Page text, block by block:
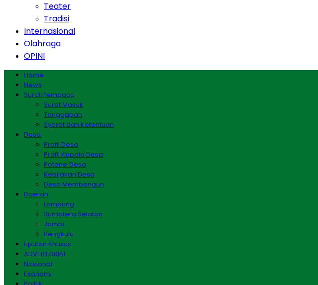
Teater
Tradisi
Internasional
Olahraga
OPINI
Home
News
Surat Pembaca
Surat Masuk
Tanggapan
Syarat dan Ketentuan
Desa
Profil Desa
Profil Kepala Desa
Potensi Desa
Kebijakan Desa
Desa Membangun
Daerah
Lampung
Sumatera Selatan
Jambi
Bengkulu
Liputan Khusus
ADVERTORIAL
Nasional
Ekonomi